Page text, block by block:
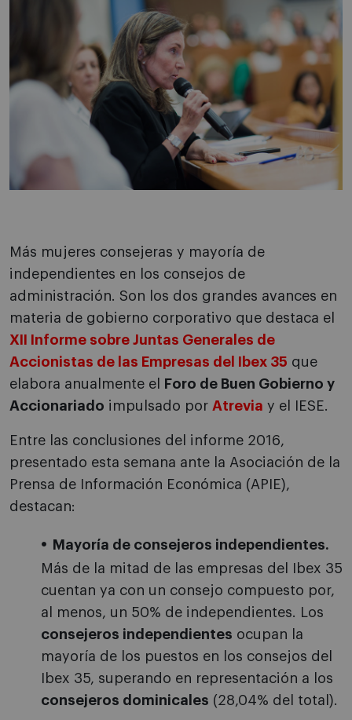
Más mujeres consejeras y mayoría de
independientes en los consejos de
administración. Son los dos grandes avances en
materia de gobierno corporativo que destaca el
XII Informe sobre Juntas Generales de
Accionistas de las Empresas del Ibex 35 que
elabora anualmente el
Foro de Buen Gobierno y
Accionariado impulsado por Atrevia y el IESE.
Entre las conclusiones del informe 2016,
presentado esta semana ante la Asociación de la
Prensa de Información Económica (APIE),
destacan:
Mayoría de consejeros independientes.
Más de la mitad de las empresas del Ibex 35
cuentan ya con un consejo compuesto por,
al menos, un 50% de independientes. Los
consejeros independientes ocupan la
mayoría de los puestos en los consejos del
Ibex 35, superando en representación a los
consejeros dominicales (28,04% del total).